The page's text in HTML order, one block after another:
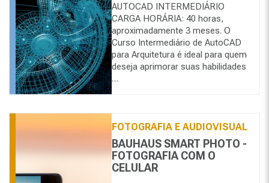
AUTOCAD INTERMEDIÁRIO
CARGA HORÁRIA: 40 horas,
aproximadamente 3 meses. O
Curso Intermediário de AutoCAD
para Arquitetura é ideal para quem
deseja aprimorar suas habilidades
…
FOTOGRAFIA E AUDIOVISUAL
BAUHAUS SMART PHOTO -
FOTOGRAFIA COM O
CELULAR